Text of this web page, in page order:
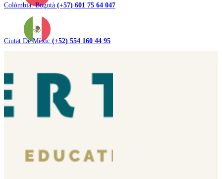
Colòmbia. Bogotà (+57) 601 75 64 047
Ciutat De Mèxic (+52) 554 160 44 95